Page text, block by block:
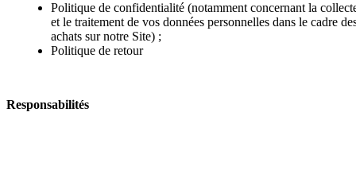
Politique de confidentialité (notamment concernant la
et le traitement de vos données personnelles dans le cadre
achats sur notre Site) ;
Politique de retour
Responsabilités